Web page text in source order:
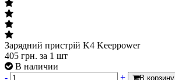
Зарядний пристрій K4 Keeppower
405 грн. за 1 шт
В наличии
-
+ В корзину